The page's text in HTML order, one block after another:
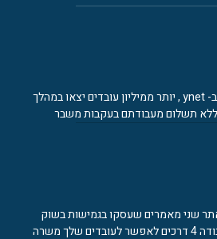
לפי נתונים שפורסמו במאמר ב- ynet , יותר ממיליון עובדים יצאו במהלך
תשלום מעבודתם בעקבות משבר
שני מאמרים שעסקו בגמישות בשוק
העבודה: גמישות בסביבת העבודה 4 דרכים לאפשר לעובדים שלך משרה